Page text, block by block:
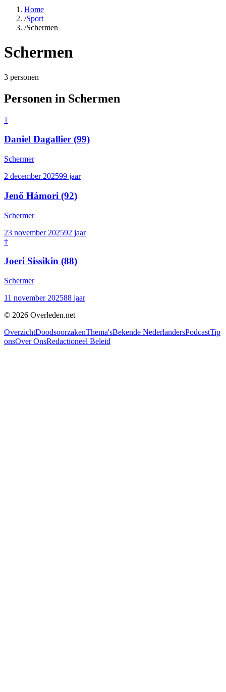
Home
/Sport
/Schermen
Schermen
3 personen
Personen in Schermen
†
Daniel Dagallier (99)
Schermer
2 december 202599 jaar
Jenő Hámori (92)
Schermer
23 november 202592 jaar
†
Joeri Sissikin (88)
Schermer
11 november 202588 jaar
© 2026 Overleden.net
OverzichtDoodsoorzakenThema'sBekende NederlandersPodcastTip
onsOver OnsRedactioneel Beleid